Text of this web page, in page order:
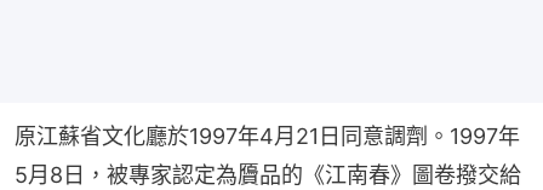
原江蘇省文化廳於1997年4月21日同意調劑。1997年
5月8日，被專家認定為贗品的《江南春》圖卷撥交給